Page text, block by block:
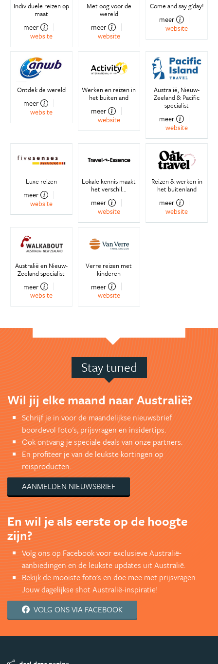
Individuele reizen op
maat
meer
website
Met oog voor de
wereld
meer
website
Come and say g'day!
meer
website
Ontdek de wereld
meer
website
Werken en reizen in
het buitenland
meer
website
Australië, Nieuw-
Zeeland & Pacific
specialist
meer
website
Luxe reizen
meer
website
Lokale kennis maakt
het verschil...
meer
website
Reizen & werken in
het buitenland
meer
website
Australië en Nieuw-
Zeeland specialist
meer
website
Verre reizen met
kinderen
meer
website
Stay tuned
Wil jij elke maand naar Australië?
Schrijf je in voor de maandelijkse nieuwsbrief
boordevol foto's, prijsvragen en insidertips.
Ook ontvang je speciale deals van onze partners.
En profiteer je van de leukste kortingen op
reisproducten.
AANMELDEN NIEUWSBRIEF
En wil je als eerste op de hoogte
zijn?
Volg ons op Facebook voor exclusieve Australië-
aanbiedingen en de leukste updates uit Australië.
Bekijk de mooiste foto's en doe mee met prijsvragen.
Jouw dagelijkse shot Australië-inspiratie!
VOLG ONS VIA FACEBOOK